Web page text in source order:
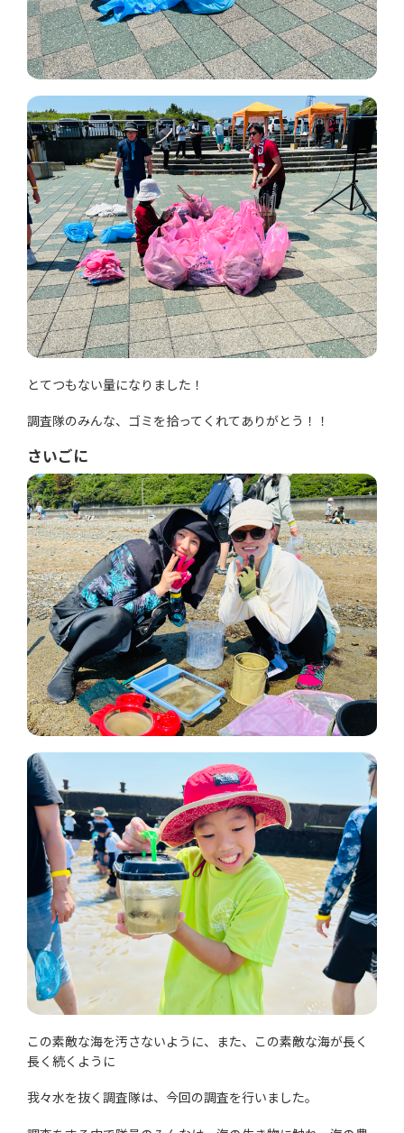
とてつもない量になりました！
調査隊のみんな、ゴミを拾ってくれてありがとう！！
さいごに
この素敵な海を汚さないように、また、この素敵な海が長く
長く続くように
我々水を抜く調査隊は、今回の調査を行いました。